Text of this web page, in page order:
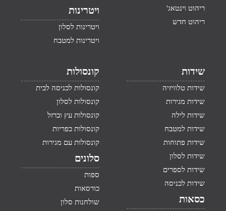
ריהוט וינטאג'
ריהוט חדש
ויטרינות
ויטרינות לסלון
ויטרינות למטבח
שידות
שידות טלוויזיה
שידות מגירות
שידות לילה
שידות למטבח
שידות פתוחות
שידות לסלון
שידות לספרים
שידות לכניסה
כסאות
קונסולות
קונסולות לכניסה לבית
קונסולות לסלון
קונסולות עץ וברזל
קונסולות כפריות
קונסולות עם מגירות
סלונים
ספות
כורסאות
שולחנות סלון